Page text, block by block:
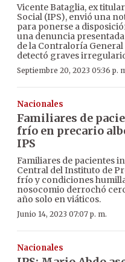
Vicente Bataglia, ex
Social (IPS), envió una
para ponerse a
una denuncia
de la Contraloría General
detectó graves
Septiembre 20, 2023 05:36 p.
Nacionales
Familiares de
frío en precario
IPS
Familiares de pacientes
Central del Instituto de
frío y condiciones
nosocomio derrochó
año solo en viáticos.
Junio 14, 2023 07:07 p. m.
Nacionales